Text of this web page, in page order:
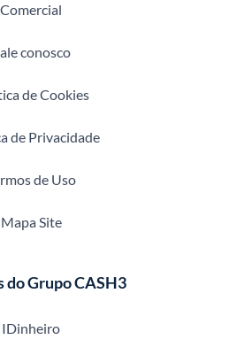
Comercial
conosco
de Cookies
de Privacidade
de Uso
Mapa Site
do Grupo CASH3
IDinheiro